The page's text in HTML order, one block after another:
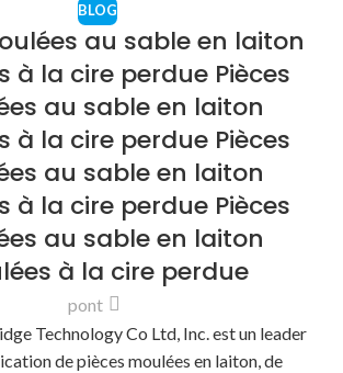
BLOG
au sable en laiton
à la cire perdue Pièces
au sable en laiton
à la cire perdue Pièces
au sable en laiton
à la cire perdue Pièces
au sable en laiton
à la cire perdue
pont
Technology Co Ltd, Inc. est un leader
de pièces moulées en laiton, de